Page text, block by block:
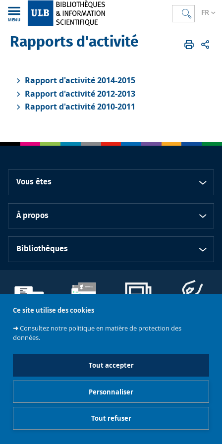
Ce site utilise des cookies
➜Consultez notre politique en matière de protection des
données.
Tout accepter
Tout refuser
Personnaliser
FR
MENU
Bibliothèques FR Rapports d'activité
Rapports d'activité
Rapport d'activité 2014-2015
Rapport d'activité 2012-2013
Rapport d'activité 2010-2011
Vous êtes
À propos
Bibliothèques
Emplois et
Accès restreints